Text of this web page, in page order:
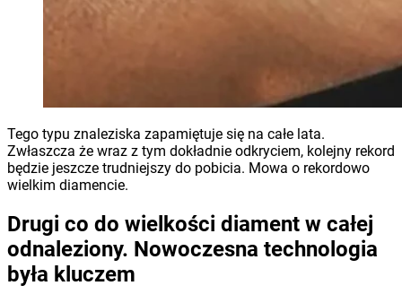
Tego typu znaleziska zapamiętuje się na całe lata.
Zwłaszcza że wraz z tym dokładnie odkryciem, kolejny rekord
będzie jeszcze trudniejszy do pobicia. Mowa o rekordowo
wielkim diamencie.
Drugi co do wielkości diament w całej
odnaleziony. Nowoczesna technologia
była kluczem